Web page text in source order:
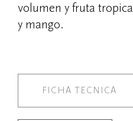
volumen y fruta
y mango.
FICHA TECNICA